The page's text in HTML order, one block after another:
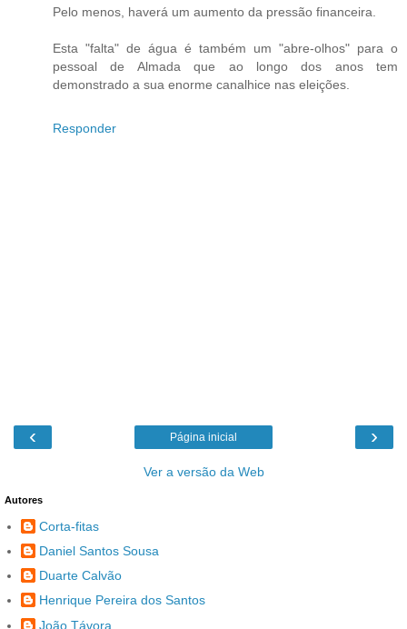
Pelo menos, haverá um aumento da pressão financeira.
Esta "falta" de água é também um "abre-olhos" para o
pessoal de Almada que ao longo dos anos tem
demonstrado a sua enorme canalhice nas eleições.
Responder
‹ ›
Página inicial
Ver a versão da Web
Autores
Corta-fitas
Daniel Santos Sousa
Duarte Calvão
Henrique Pereira dos Santos
João Távora